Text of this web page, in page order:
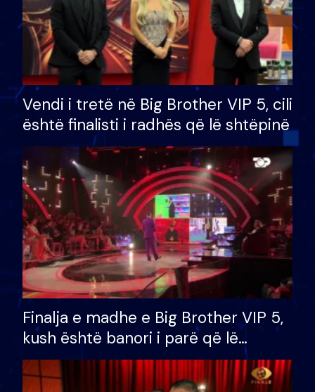
Vendi i tretë në Big Brother VIP 5, cili
është finalisti i radhës që lë shtëpinë
Finalja e madhe e Big Brother VIP 5,
kush është banori i parë që lë
shtëpinë dhe humb mundësinë për
të fituar çmimin e madh